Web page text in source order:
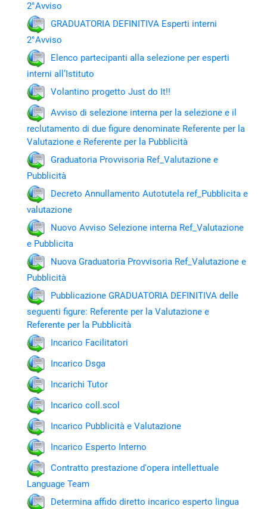
2°Avviso
GRADUATORIA DEFINITIVA Esperti interni
2°Avviso
Elenco partecipanti alla selezione per esperti
interni all’Istituto
Volantino progetto Just do It!!
Avviso di selezione interna per la selezione e il
reclutamento di due figure denominate Referente per la
Valutazione e Referente per la Pubblicità
Graduatoria Provvisoria Ref_Valutazione e
Pubblicità
Decreto Annullamento Autotutela ref_Pubblicita e
valutazione
Nuovo Avviso Selezione interna Ref_Valutazione
e Pubblicita
Nuova Graduatoria Provvisoria Ref_Valutazione e
Pubblicità
Pubblicazione GRADUATORIA DEFINITIVA delle
seguenti figure: Referente per la Valutazione e
Referente per la Pubblicità
Incarico Facilitatori
Incarico Dsga
Incarichi Tutor
Incarico coll.scol
Incarico Pubblicità e Valutazione
Incarico Esperto Interno
Contratto prestazione d'opera intellettuale
Language Team
Determina affido diretto incarico esperto lingua